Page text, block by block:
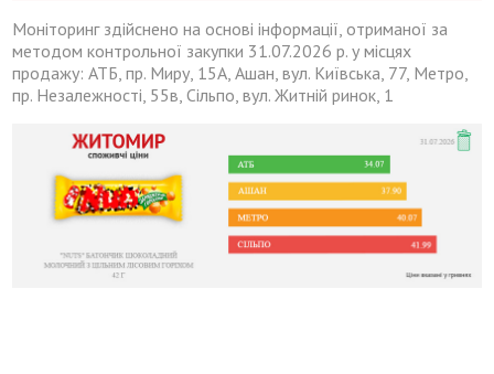
Моніторинг здійснено на основі інформації, отриманої за
методом контрольної закупки 31.07.2026 р. у місцях
продажу: АТБ, пр. Миру, 15А, Ашан, вул. Київська, 77, Метро,
пр. Незалежності, 55в, Сільпо, вул. Житній ринок, 1